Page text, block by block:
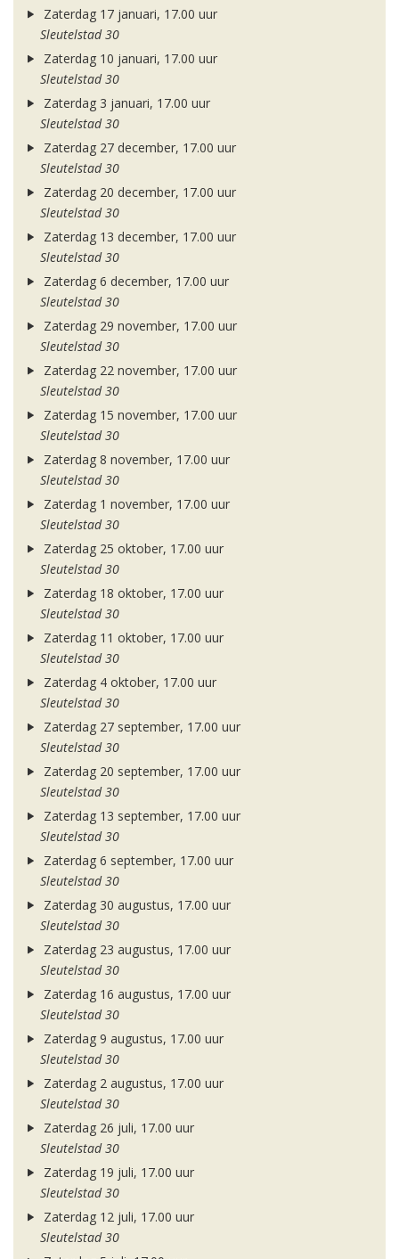
Zaterdag 17 januari, 17.00 uur
Sleutelstad 30
Zaterdag 10 januari, 17.00 uur
Sleutelstad 30
Zaterdag 3 januari, 17.00 uur
Sleutelstad 30
Zaterdag 27 december, 17.00 uur
Sleutelstad 30
Zaterdag 20 december, 17.00 uur
Sleutelstad 30
Zaterdag 13 december, 17.00 uur
Sleutelstad 30
Zaterdag 6 december, 17.00 uur
Sleutelstad 30
Zaterdag 29 november, 17.00 uur
Sleutelstad 30
Zaterdag 22 november, 17.00 uur
Sleutelstad 30
Zaterdag 15 november, 17.00 uur
Sleutelstad 30
Zaterdag 8 november, 17.00 uur
Sleutelstad 30
Zaterdag 1 november, 17.00 uur
Sleutelstad 30
Zaterdag 25 oktober, 17.00 uur
Sleutelstad 30
Zaterdag 18 oktober, 17.00 uur
Sleutelstad 30
Zaterdag 11 oktober, 17.00 uur
Sleutelstad 30
Zaterdag 4 oktober, 17.00 uur
Sleutelstad 30
Zaterdag 27 september, 17.00 uur
Sleutelstad 30
Zaterdag 20 september, 17.00 uur
Sleutelstad 30
Zaterdag 13 september, 17.00 uur
Sleutelstad 30
Zaterdag 6 september, 17.00 uur
Sleutelstad 30
Zaterdag 30 augustus, 17.00 uur
Sleutelstad 30
Zaterdag 23 augustus, 17.00 uur
Sleutelstad 30
Zaterdag 16 augustus, 17.00 uur
Sleutelstad 30
Zaterdag 9 augustus, 17.00 uur
Sleutelstad 30
Zaterdag 2 augustus, 17.00 uur
Sleutelstad 30
Zaterdag 26 juli, 17.00 uur
Sleutelstad 30
Zaterdag 19 juli, 17.00 uur
Sleutelstad 30
Zaterdag 12 juli, 17.00 uur
Sleutelstad 30